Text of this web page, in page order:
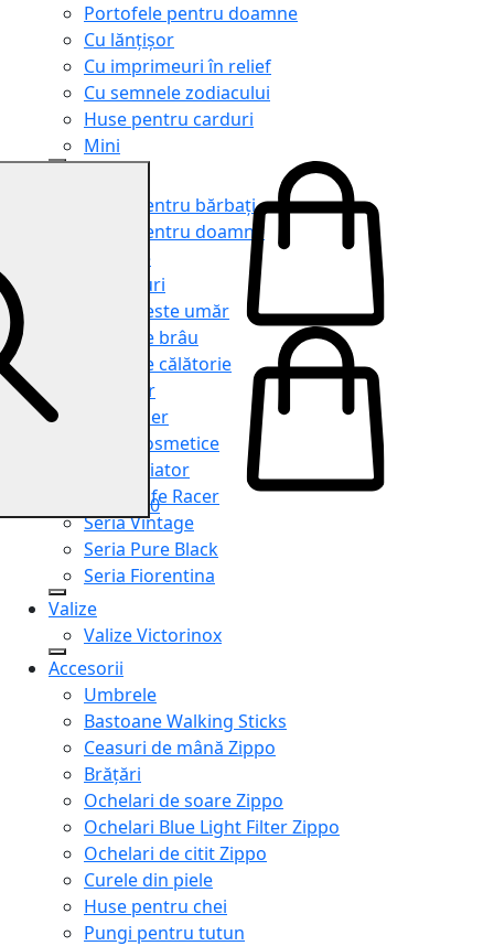
Portofele pentru doamne
Cu lănțișor
Cu imprimeuri în relief
Cu semnele zodiacului
Huse pentru carduri
Mini
Genți pentru bărbați
Genți pentru doamne
Serviete
Rucsacuri
Genți peste umăr
Genți de brâu
Genți de călătorie
Shopper
Organiser
Truse cosmetice
Seria Aviator
Seria Cafe Racer
Seria Vintage
Seria Pure Black
Seria Fiorentina
Valize
Valize Victorinox
Accesorii
Umbrele
Bastoane Walking Sticks
Ceasuri de mână Zippo
Brățări
Ochelari de soare Zippo
Ochelari Blue Light Filter Zippo
Ochelari de citit Zippo
Curele din piele
Huse pentru chei
Pungi pentru tutun
0